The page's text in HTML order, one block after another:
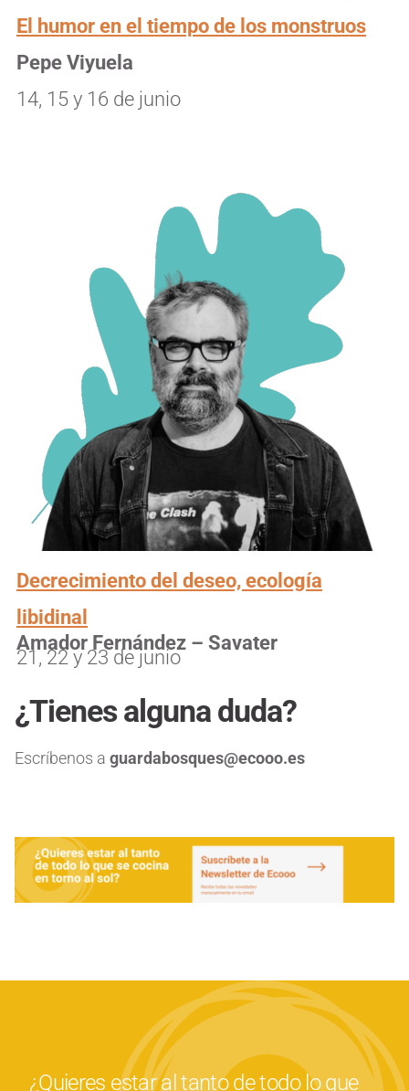
El humor en el tiempo de los monstruos
Pepe Viyuela
14, 15 y 16 de junio
Decrecimiento del deseo, ecología
libidinal
Amador Fernández – Savater
21, 22 y 23 de junio
¿Tienes alguna duda?
Escríbenos a guardabosques@ecooo.es
¿Quieres estar al tanto de todo lo que